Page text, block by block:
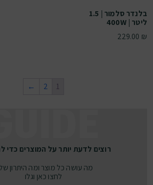
בלנדר סלמור | 1.5
ליטר | 400W
229.00 ₪
1
2
←
רוצים לדעת יותר על המוצרים כדי
מה עושה כל מוצר ומה היתרון
לחצו כאן וגלו